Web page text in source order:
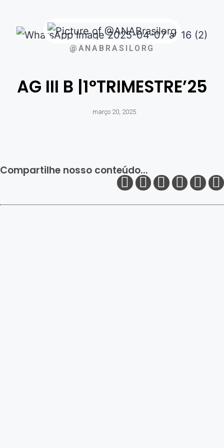
@ANABRASILORG
AG III B |1°TRIMESTRE’25
março 20, 2025
Compartilhe nosso conteúdo...